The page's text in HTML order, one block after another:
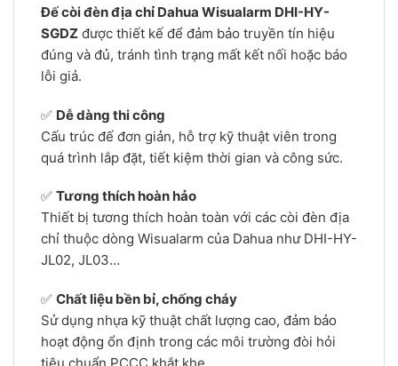
Đế còi đèn địa chỉ Dahua Wisualarm DHI-HY-
SGDZ được thiết kế để đảm bảo truyền tín hiệu
đúng và đủ, tránh tình trạng mất kết nối hoặc báo
lỗi giả.
✅ Dễ dàng thi công
Cấu trúc đế đơn giản, hỗ trợ kỹ thuật viên trong
quá trình lắp đặt, tiết kiệm thời gian và công sức.
✅ Tương thích hoàn hảo
Thiết bị tương thích hoàn toàn với các còi đèn địa
chỉ thuộc dòng Wisualarm của Dahua như DHI-HY-
JL02, JL03…
✅ Chất liệu bền bỉ, chống cháy
Sử dụng nhựa kỹ thuật chất lượng cao, đảm bảo
hoạt động ổn định trong các môi trường đòi hỏi
tiêu chuẩn PCCC khắt khe.